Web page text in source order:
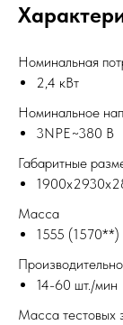
Номинальная
2,4 кВт
Номинальное
3NPE~380 В
Габаритные
Масса
1555 (1570**)
14-60 шт./мин
Масса тестовых